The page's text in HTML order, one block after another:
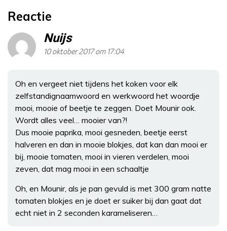
Reactie
Nuijs
10 oktober 2017 om 17:04
Oh en vergeet niet tijdens het koken voor elk
zelfstandignaamwoord en werkwoord het woordje
mooi, mooie of beetje te zeggen. Doet Mounir ook.
Wordt alles veel… mooier van?!
Dus mooie paprika, mooi gesneden, beetje eerst
halveren en dan in mooie blokjes, dat kan dan mooi er
bij, mooie tomaten, mooi in vieren verdelen, mooi
zeven, dat mag mooi in een schaaltje
Oh, en Mounir, als je pan gevuld is met 300 gram natte
tomaten blokjes en je doet er suiker bij dan gaat dat
echt niet in 2 seconden karameliseren…